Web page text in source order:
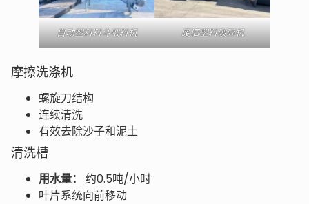
自动塑料料斗喂料机 废旧塑料破碎机
摩擦洗涤机
螺旋刀结构
连续清洗
有效去除沙子和泥土
清洗槽
用水量：
约0.5吨/小时
叶片系统向前移动